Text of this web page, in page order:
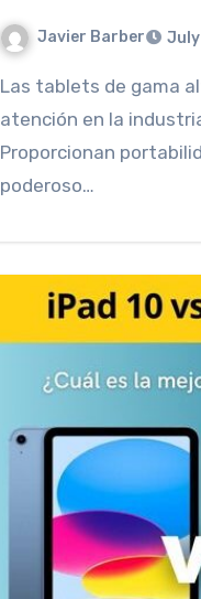
Javier Barber July
Las tablets de gama alta son el centro de
atención en la
Proporcionan
poderoso…